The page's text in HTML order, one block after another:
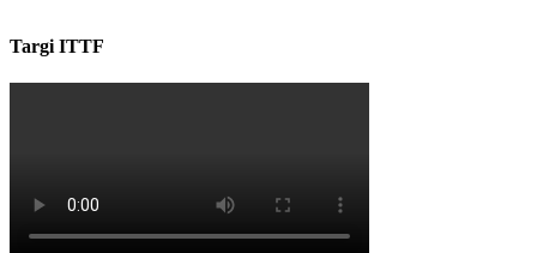
Targi ITTF